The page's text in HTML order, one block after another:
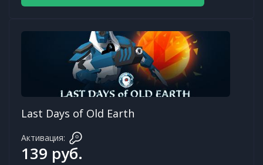
Last Days of Old Earth
Активация:
139 руб.